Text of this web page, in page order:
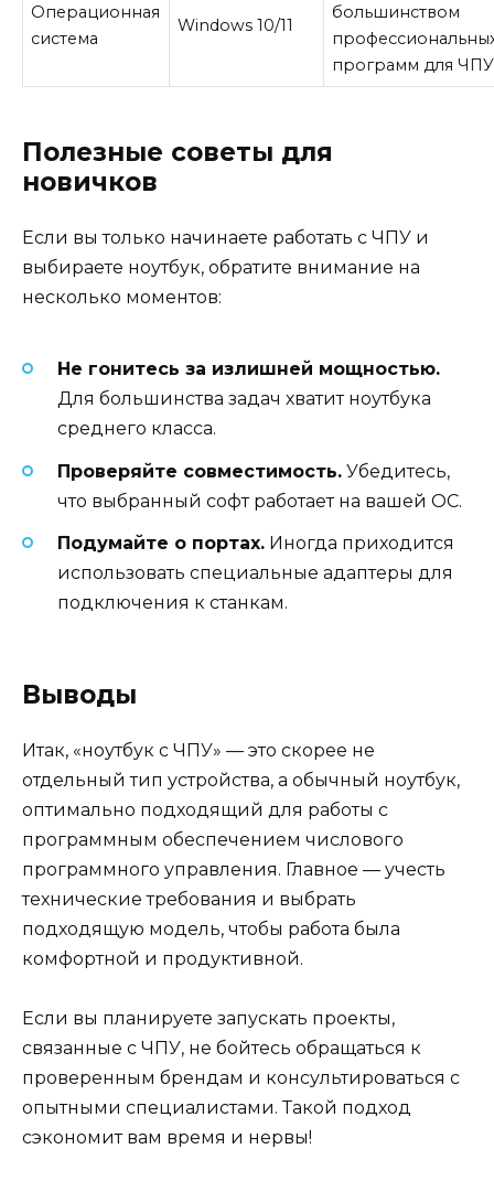
Операционная
система
Windows 10/11
большинством
программ для ЧПУ
Полезные советы для
новичков
Если вы только начинаете работать с ЧПУ и
выбираете ноутбук, обратите внимание на
несколько моментов:
Не гонитесь за излишней мощностью.
Для большинства задач хватит ноутбука
среднего класса.
Проверяйте совместимость. Убедитесь,
что выбранный софт работает на вашей ОС.
Подумайте о портах. Иногда приходится
использовать специальные адаптеры для
подключения к станкам.
Выводы
Итак, «ноутбук с ЧПУ» — это скорее не
отдельный тип устройства, а обычный ноутбук,
оптимально подходящий для работы с
программным обеспечением числового
программного управления. Главное — учесть
технические требования и выбрать
подходящую модель, чтобы работа была
комфортной и продуктивной.
Если вы планируете запускать проекты,
связанные с ЧПУ, не бойтесь обращаться к
проверенным брендам и консультироваться с
опытными специалистами. Такой подход
сэкономит вам время и нервы!